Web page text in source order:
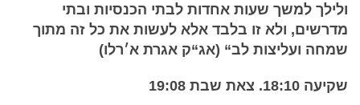
ולילך למשך שעות אחדות לבתי הכנסיות ובתי
מדרשים, ולא זו בלבד אלא לעשות את כל זה מתוך
שמחה ועליצות לב“ (אג“ק אגרת א׳רלו)
שקיעה 18:10. צאת שבת 19:08